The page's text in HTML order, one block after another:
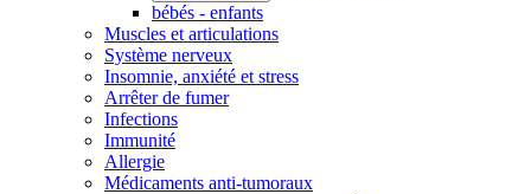
bébés - enfants
Muscles et articulations
Système nerveux
Insomnie, anxiété et stress
Arrêter de fumer
Infections
Immunité
Allergie
Médicaments anti-tumoraux